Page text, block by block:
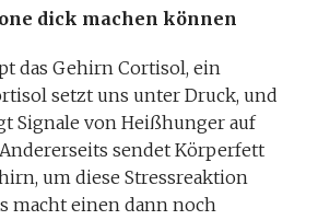
dick machen können
das Gehirn Cortisol, ein
setzt uns unter Druck, und
Signale von Heißhunger auf
sendet Körperfett
um diese Stressreaktion
macht einen dann noch